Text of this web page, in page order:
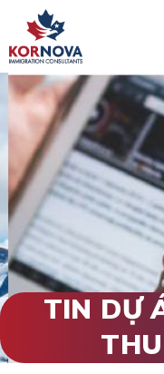
TIN DỰ